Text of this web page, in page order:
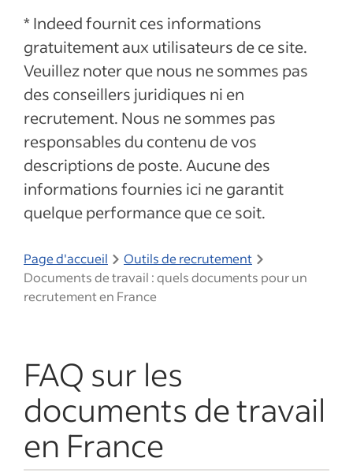
* Indeed fournit ces informations
gratuitement aux utilisateurs de ce site.
Veuillez noter que nous ne sommes pas
des conseillers juridiques ni en
recrutement. Nous ne sommes pas
responsables du contenu de vos
descriptions de poste. Aucune des
informations fournies ici ne garantit
quelque performance que ce soit.
Page d'accueil
Outils de recrutement
Documents de travail : quels documents pour un
recrutement en France
FAQ sur les
documents de travail
en France